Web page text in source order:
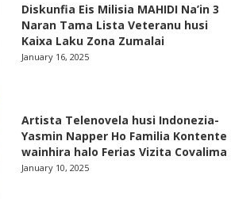
Diskunfia Eis Milisia MAHIDI Na’in 3
Naran Tama Lista Veteranu husi
Kaixa Laku Zona Zumalai
January 16, 2025
Artista Telenovela husi Indonezia-
Yasmin Napper Ho Familia Kontente
wainhira halo Ferias Vizita Covalima
January 10, 2025